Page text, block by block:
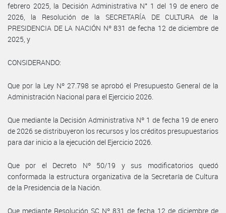
febrero 2025, la Decisión Administrativa N° 1 del 19 de enero de
2026, la Resolución de la SECRETARÍA DE CULTURA de la
PRESIDENCIA DE LA NACIÓN Nº 831 de fecha 12 de diciembre de
2025, y
CONSIDERANDO:
Que por la Ley Nº 27.798 se aprobó el Presupuesto General de la
Administración Nacional para el Ejercicio 2026.
Que mediante la Decisión Administrativa Nº 1 de fecha 19 de enero
de 2026 se distribuyeron los recursos y los créditos presupuestarios
para dar inicio a la ejecución del Ejercicio 2026.
Que por el Decreto Nº 50/19 y sus modificatorios quedó
conformada la estructura organizativa de la Secretaría de Cultura
de la Presidencia de la Nación.
Que mediante Resolución SC Nº 831 de fecha 12 de diciembre de